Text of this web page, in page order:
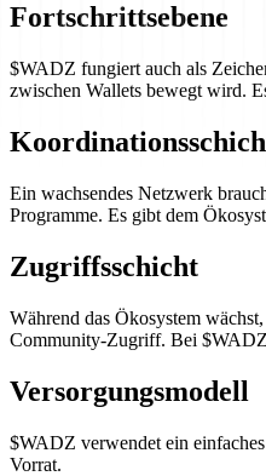
Fortschrittsebene
$WADZ fungiert auch als
zwischen Wallets bewegt wird.
Ein wachsendes Netzwerk
Programme. Es gibt dem
Zugriffsschicht
Während das Ökosystem
Community-Zugriff. Bei
Versorgungsmodell
$WADZ verwendet ein
Vorrat.